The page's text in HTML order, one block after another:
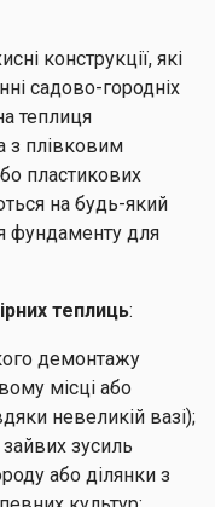
конструкції, які
садово-городніх
теплиця
з плівковим
пластикових
на будь-який
фундаменту для
теплиць:
демонтажу
місці або
невеликій вазі);
зусиль
або ділянки з